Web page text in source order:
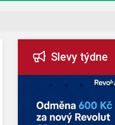
Slevy týdne